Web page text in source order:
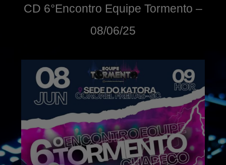
CD 6°Encontro Equipe Tormento –
08/06/25